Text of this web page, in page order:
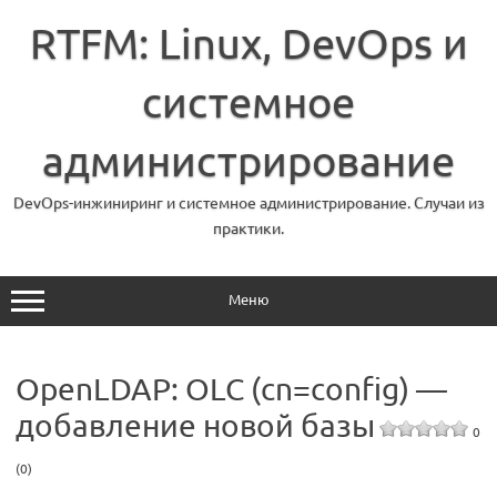
содержимому
RTFM: Linux, DevOps и
системное
администрирование
DevOps-инжиниринг и системное администрирование. Случаи из
практики.
Меню
OpenLDAP: OLC (cn=config) —
добавление новой базы
0
(0)